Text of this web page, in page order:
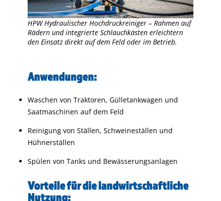
HPW Hydraulischer Hochdruckreiniger – Rahmen auf
Rädern und integrierte Schlauchkästen erleichtern
den Einsatz direkt auf dem Feld oder im Betrieb.
Anwendungen:
Waschen von Traktoren, Gülletankwagen und
Saatmaschinen auf dem Feld
Reinigung von Ställen, Schweineställen und
Hühnerställen
Spülen von Tanks und Bewässerungsanlagen
Vorteile für die landwirtschaftliche
Nutzung: